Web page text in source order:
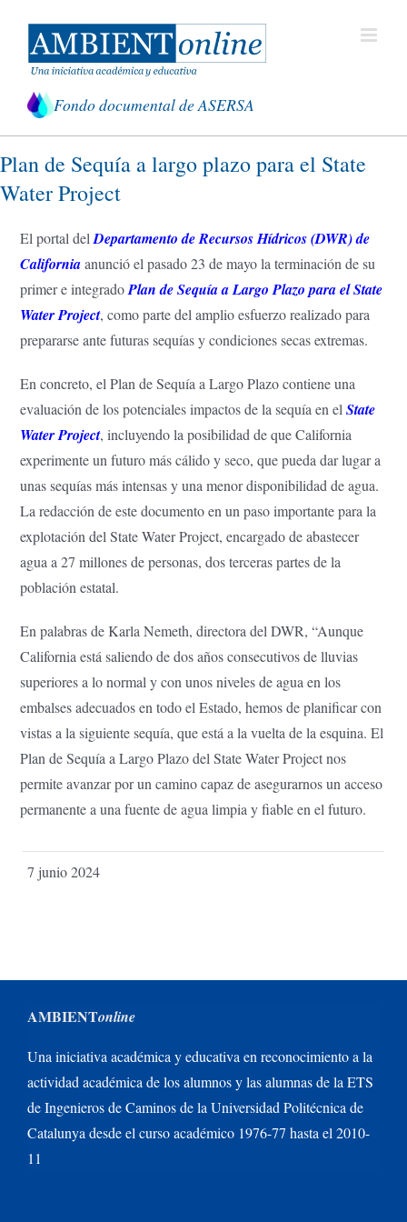
contenido
Fondo documental de ASERSA
Plan de Sequía a largo plazo para el State
Water Project
El portal delDepartamento de Recursos Hídricos (DWR) de
Californiaanunció el pasado 23 de mayo la terminación de su
primer e integradoPlan de Sequía a Largo Plazo para el State
Water Project, como parte del amplio esfuerzo realizado para
prepararse ante futuras sequías y condiciones secas extremas.
En concreto, el Plan de Sequía a Largo Plazo contiene una
evaluación de los potenciales impactos de la sequía en elState
Water Project, incluyendo la posibilidad de que California
experimente un futuro más cálido y seco, que pueda dar lugar a
unas sequías más intensas y una menor disponibilidad de agua.
La redacción de este documento en un paso importante para la
explotación del State Water Project, encargado de abastecer
agua a 27 millones de personas, dos terceras partes de la
población estatal.
En palabras de Karla Nemeth, directora del DWR, “Aunque
California está saliendo de dos años consecutivos de lluvias
superiores a lo normal y con unos niveles de agua en los
embalses adecuados en todo el Estado, hemos de planificar con
vistas a la siguiente sequía, que está a la vuelta de la esquina. El
Plan de Sequía a Largo Plazo del State Water Project nos
permite avanzar por un camino capaz de asegurarnos un acceso
permanente a una fuente de agua limpia y fiable en el futuro.
7 junio 2024
AMBIENTonline
Una iniciativa académica y educativa en reconocimiento a la
actividad académica de los alumnos y las alumnas de la ETS
de Ingenieros de Caminos de la Universidad Politécnica de
Catalunya desde el curso académico 1976-77 hasta el 2010-
11